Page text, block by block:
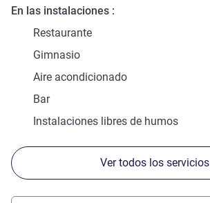
En las instalaciones
Restaurante
Gimnasio
Aire acondicionado
Bar
Instalaciones libres de humos
Ver todos los servicios